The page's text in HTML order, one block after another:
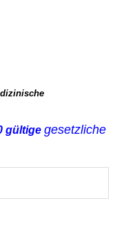
gültige gesetzliche